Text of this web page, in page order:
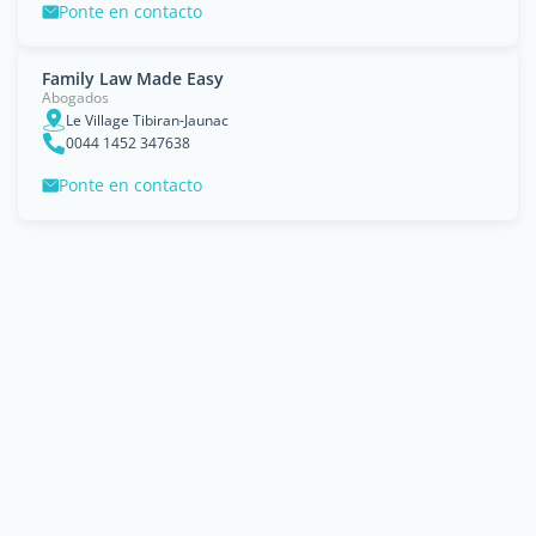
Ponte en contacto
Family Law Made Easy
Abogados
Le Village Tibiran-Jaunac
0044 1452 347638
Ponte en contacto